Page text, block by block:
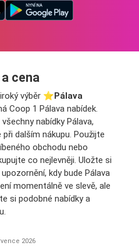
cena
výběr ⭐️Pálava
Coop 1 Pálava nabídek.
nabídky Pálava,
dalším nákupu. Použijte
obchodu nebo
co nejlevněji. Uložte si
kdy bude Pálava
momentálně ve slevě, ale
si podobné nabídky a
2026